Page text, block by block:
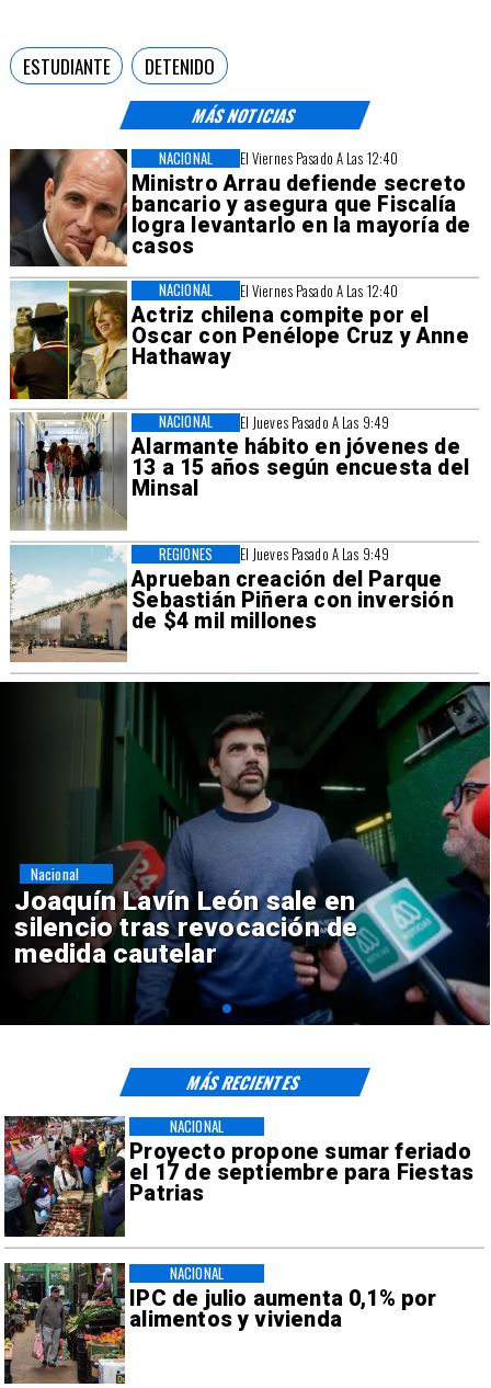
MÁS NOTICIAS
El Viernes Pasado A Las 12:40
Ministro Arrau defiende secreto
bancario y asegura que Fiscalía
logra levantarlo en la mayoría de
casos
NACIONAL
El Viernes Pasado A Las 12:40
Actriz chilena compite por el
Oscar con Penélope Cruz y Anne
Hathaway
NACIONAL
El Jueves Pasado A Las 9:49
Alarmante hábito en jóvenes de
13 a 15 años según encuesta del
Minsal
NACIONAL
El Jueves Pasado A Las 9:49
Aprueban creación del Parque
Sebastián Piñera con inversión
de $4 mil millones
REGIONES
ESTUDIANTE DETENIDO
Chile y Venezuela formalizan
reinicio de relaciones
consulares
Nacional
Proyecto propone sumar feriado
el 17 de septiembre para Fiestas
Patrias
NACIONAL
IPC de julio aumenta 0,1% por
alimentos y vivienda
NACIONAL
MÁS RECIENTES